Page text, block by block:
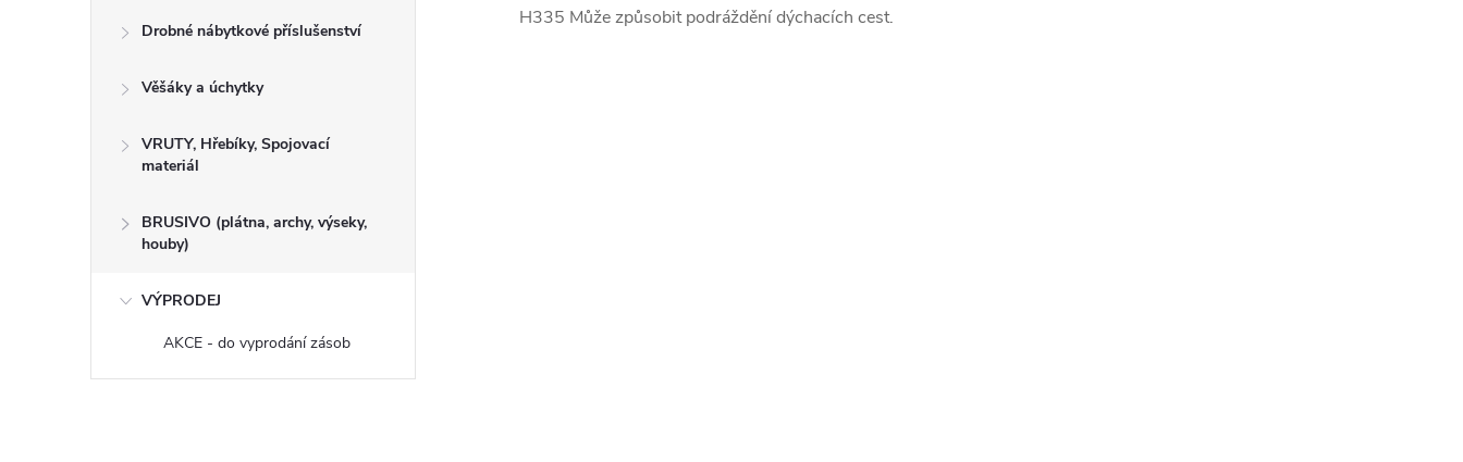
Drobné nábytkové příslušenství
Věšáky a úchytky
VRUTY, Hřebíky, Spojovací
materiál
BRUSIVO (plátna, archy, výseky,
houby)
VÝPRODEJ
AKCE - do vyprodání zásob
H335 Může způsobit podráždění dýchacích cest.